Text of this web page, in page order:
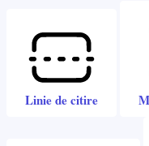
Linie de citire